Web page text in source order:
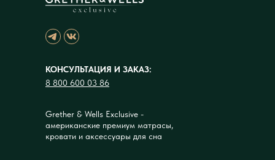
КОНСУЛЬТАЦИЯ И ЗАКАЗ:
8 800 600 03 86
Grether & Wells Exclusive -
американские премиум матрасы,
кровати и аксессуары для сна